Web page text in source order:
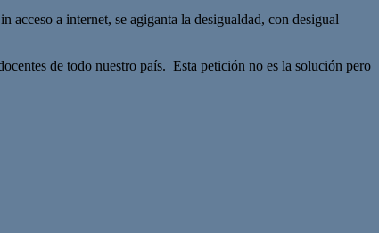
acceso a internet, se agiganta la desigualdad, con desigual
de todo nuestro país. Esta petición no es la solución pero